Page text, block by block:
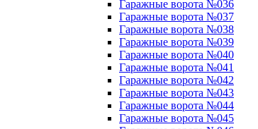
Гаражные ворота №036
Гаражные ворота №037
Гаражные ворота №038
Гаражные ворота №039
Гаражные ворота №040
Гаражные ворота №041
Гаражные ворота №042
Гаражные ворота №043
Гаражные ворота №044
Гаражные ворота №045